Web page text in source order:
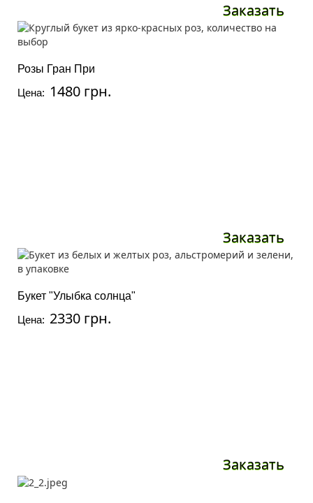
Заказать
Розы Гран При
Цена: 1480 грн.
Заказать
Букет "Улыбка солнца"
Цена: 2330 грн.
Заказать